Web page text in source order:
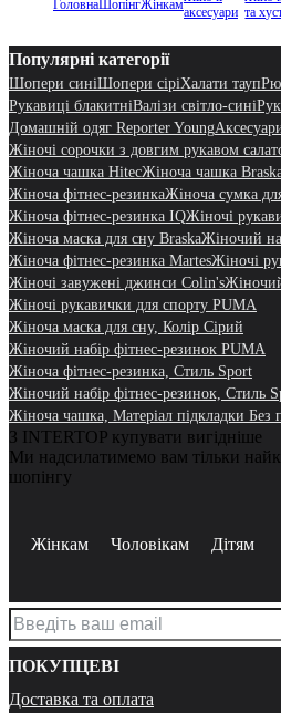
ГоловнаШопінгЖінкамаксесуари та
Популярні категорії
Шопери синіШопери сіріХалати тауп
Рукавиці блакитніВалізи світло-сині
Домашній одяг Reporter Young
Жіночі сорочки з довгим рукавом
Жіноча чашка HitecЖіноча чашка
Жіноча фітнес-резинкаЖіноча сумка
Жіноча фітнес-резинка IQЖіночі
Жіноча маска для сну BraskaЖіночий
Жіноча фітнес-резинка MartesЖіночі
Жіночі завужені джинси Colin's
Жіночі рукавички для спорту PUMA
Жіноча маска для сну, Колір Сірий
Жіночий набір фітнес-резинок PUMA
Жіноча фітнес-резинка, Стиль Sport
Жіночий набір фітнес-резинок, Стиль
Жіноча чашка, Матеріал підкладки Без
З INTERTOP купувати вигідніше
Ми надсилатимемо вам тільки
шопінгу
Жінкам Чоловікам Дітям
ПОКУПЦЕВІ
Доставка та оплата